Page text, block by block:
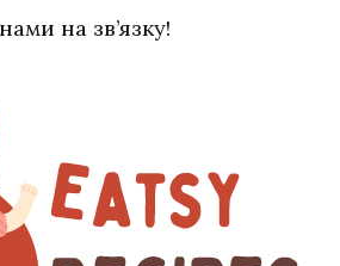
додати кунжутні насіння,
були не зовсім
на зв’язку!